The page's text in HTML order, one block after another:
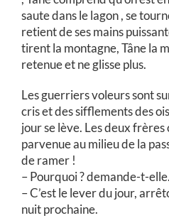
saute dans le lagon , se
retient de ses mains
tirent la montagne, Tâne la
retenue et ne glisse plus.
Les guerriers voleurs sont
cris et des sifflements des
jour se lève. Les deux
parvenue au milieu de la
de ramer !
– Pourquoi ? demande-t-elle.
– C’est le lever du jour,
nuit prochaine.